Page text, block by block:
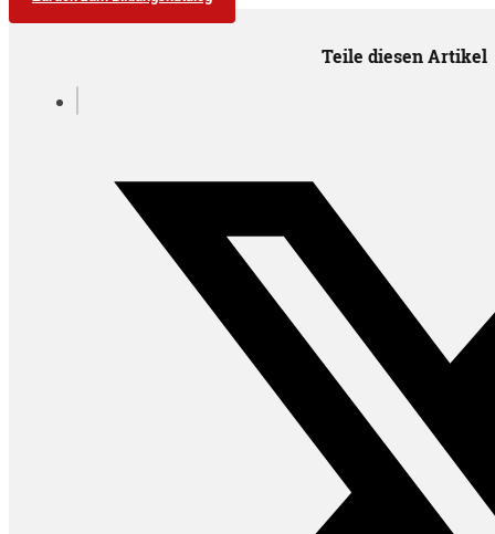
Teile diesen Artikel